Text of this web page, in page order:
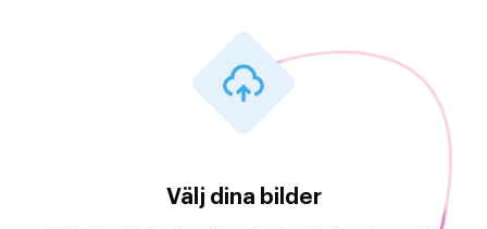
Välj dina bilder